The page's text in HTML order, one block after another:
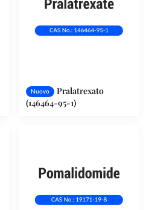
Nuovo
Pralatrexato
(146464-95-1)